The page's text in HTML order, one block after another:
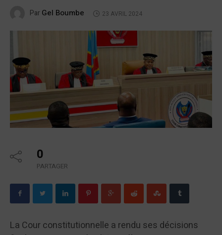
Par Gel Boumbe 23 AVRIL 2024
0
PARTAGER
La Cour constitutionnelle a rendu ses décisions